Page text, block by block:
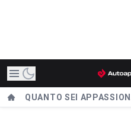
QUANTO SEI